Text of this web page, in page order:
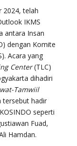
telah
IKMS
antara Insan
dengan Komite
Acara yang
Center(TLC)
dihadiri
Tamwiil
tersebut hadir
seperti
Fuad,
Hamdan.